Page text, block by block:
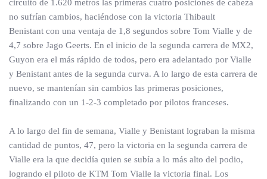
circuito de 1.620 metros las primeras cuatro posiciones de cabeza
no sufrían cambios, haciéndose con la victoria Thibault
Benistant con una ventaja de 1,8 segundos sobre Tom Vialle y de
4,7 sobre Jago Geerts. En el inicio de la segunda carrera de MX2,
Guyon era el más rápido de todos, pero era adelantado por Vialle
y Benistant antes de la segunda curva. A lo largo de esta carrera de
nuevo, se mantenían sin cambios las primeras posiciones,
finalizando con un 1-2-3 completado por pilotos franceses.
A lo largo del fin de semana, Vialle y Benistant lograban la misma
cantidad de puntos, 47, pero la victoria en la segunda carrera de
Vialle era la que decidía quien se subía a lo más alto del podio,
logrando el piloto de KTM Tom Vialle la victoria final. Los